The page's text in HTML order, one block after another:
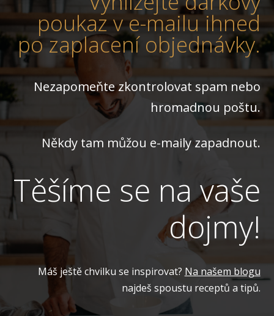
poukaz v e-mailu ihned
po zaplacení objednávky.
Nezapomeňte zkontrolovat spam nebo
hromadnou poštu.
Někdy tam můžou e-maily zapadnout.
Těšíme se na vaše
dojmy!
Máš ještě chvilku se inspirovat? Na našem blogu
najdeš spoustu receptů a tipů.